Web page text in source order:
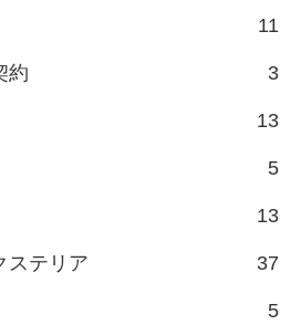
11
約 3
13
5
13
ステリア 37
5